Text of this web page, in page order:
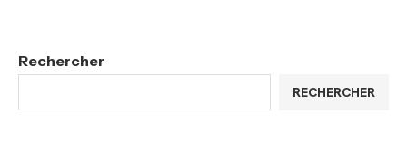
Rechercher
RECHERCHER